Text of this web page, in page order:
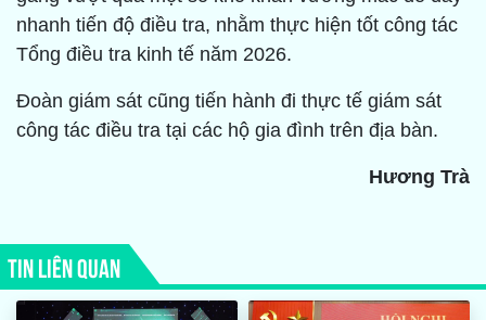
nhanh tiến độ điều tra, nhằm thực hiện tốt công tác
Tổng điều tra kinh tế năm 2026.
Đoàn giám sát cũng tiến hành đi thực tế giám sát
công tác điều tra tại các hộ gia đình trên địa bàn.
Hương Trà
TIN LIÊN QUAN